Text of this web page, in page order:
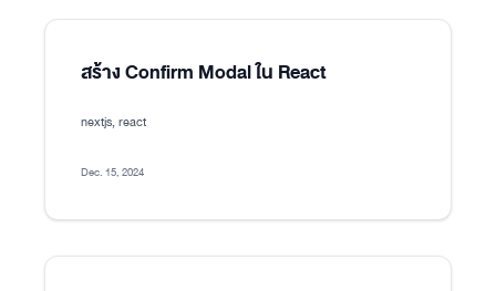
สร้าง Confirm Modal ใน React
nextjs, react
Dec. 15, 2024